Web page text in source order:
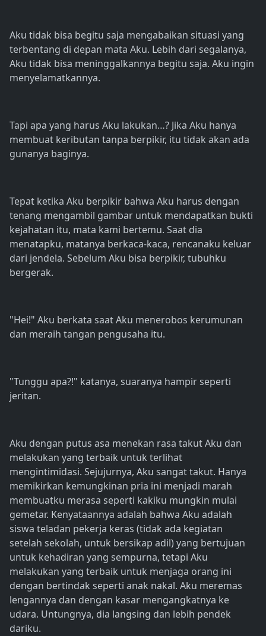
Aku tidak bisa begitu saja mengabaikan situasi yang
terbentang di depan mata Aku. Lebih dari segalanya,
Aku tidak bisa meninggalkannya begitu saja. Aku ingin
menyelamatkannya.
Tapi apa yang harus Aku lakukan…? Jika Aku hanya
membuat keributan tanpa berpikir, itu tidak akan ada
gunanya baginya.
Tepat ketika Aku berpikir bahwa Aku harus dengan
tenang mengambil gambar untuk mendapatkan bukti
kejahatan itu, mata kami bertemu. Saat dia
menatapku, matanya berkaca-kaca, rencanaku keluar
dari jendela. Sebelum Aku bisa berpikir, tubuhku
bergerak.
"Hei!" Aku berkata saat Aku menerobos kerumunan
dan meraih tangan pengusaha itu.
"Tunggu apa?!" katanya, suaranya hampir seperti
jeritan.
Aku dengan putus asa menekan rasa takut Aku dan
melakukan yang terbaik untuk terlihat
mengintimidasi. Sejujurnya, Aku sangat takut. Hanya
memikirkan kemungkinan pria ini menjadi marah
membuatku merasa seperti kakiku mungkin mulai
gemetar. Kenyataannya adalah bahwa Aku adalah
siswa teladan pekerja keras (tidak ada kegiatan
setelah sekolah, untuk bersikap adil) yang bertujuan
untuk kehadiran yang sempurna, tetapi Aku
melakukan yang terbaik untuk menjaga orang ini
dengan bertindak seperti anak nakal. Aku meremas
lengannya dan dengan kasar mengangkatnya ke
udara. Untungnya, dia langsing dan lebih pendek
dariku.